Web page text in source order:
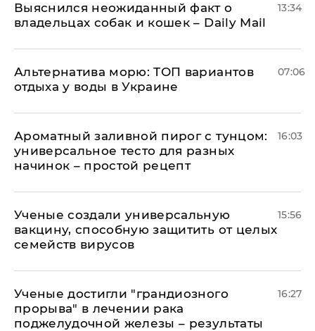
Выяснился неожиданный факт о
владельцах собак и кошек – Daily Mail
13:34
Альтернатива морю: ТОП вариантов
отдыха у воды в Украине
07:06
Ароматный заливной пирог с тунцом:
универсальное тесто для разных
начинок – простой рецепт
16:03
Ученые создали универсальную
вакцину, способную защитить от целых
семейств вирусов
15:56
Ученые достигли "грандиозного
прорыва" в лечении рака
поджелудочной железы – результаты
16:27